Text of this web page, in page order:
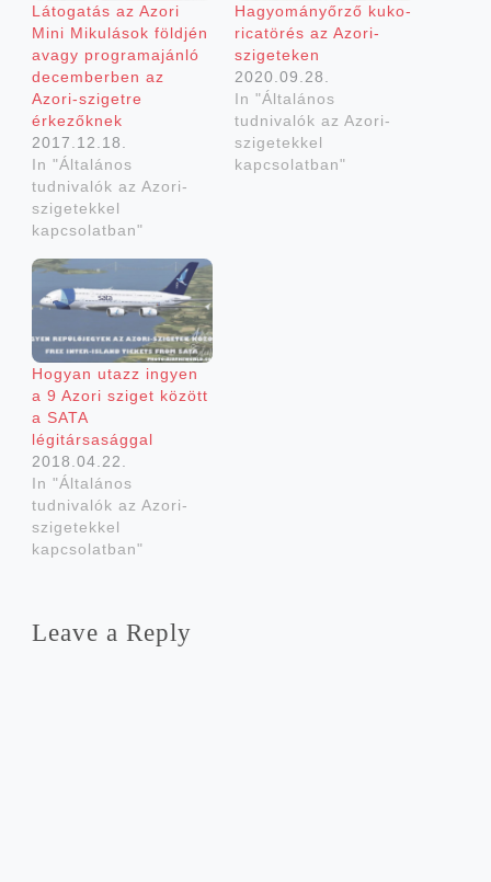
Láto­ga­tás az Azo­ri
Mini Miku­lá­sok föld­jén
avagy prog­ram­aján­ló
decem­ber­ben az
Azori-szigetre
érkezőknek
2017.12.18.
In "Általános
tudnivalók az Azori-
szigetekkel
kapcsolatban"
Hagyo­mány­őr­ző kuko­
ri­ca­tö­rés az Azori-
szigeteken
2020.09.28.
In "Általános
tudnivalók az Azori-
szigetekkel
kapcsolatban"
Hogyan utazz ingyen
a 9 Azo­ri szi­get között
a SATA
légitársasággal
2018.04.22.
In "Általános
tudnivalók az Azori-
szigetekkel
kapcsolatban"
Leave a Reply